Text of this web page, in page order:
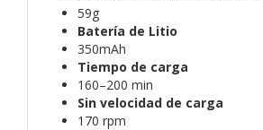
59g
Batería de Litio
350mAh
Tiempo de carga
160–200 min
Sin velocidad de carga
170 rpm